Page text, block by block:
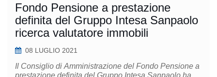
Fondo Pensione a prestazione
definita del Gruppo Intesa Sanpaolo
ricerca valutatore immobili
08 LUGLIO 2021
Il Consiglio di Amministrazione del Fondo Pensione a
prestazione definita del Gruppo Intesa Sanpaolo ha